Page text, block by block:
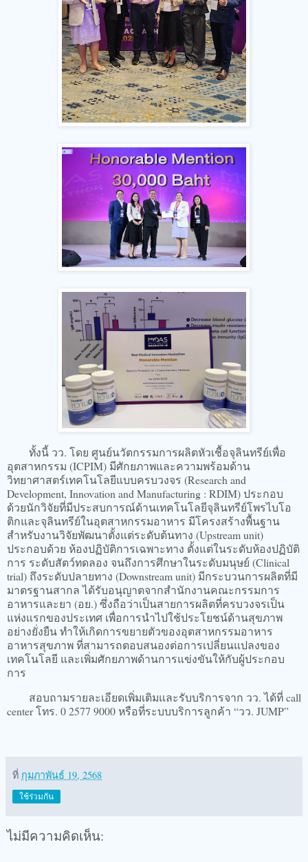
ทั้งนี้ วว. โดย ศูนย์นวัตกรรมการผลิตหัวเชื้อจุลินทรีย์เพื่อ
อุตสาหกรรม (ICPIM) มีศักยภาพและความพร้อมด้าน
วิทยาศาสตร์เทคโนโลยีแบบครบวงจร (Research and
Development, Innovation and Manufacturing : RDIM) ประกอบ
ด้วยนักวิจัยที่มีประสบการณ์ด้านเทคโนโลยีจุลินทรีย์โพรไบโอ
ติกและจุลินทรีย์ในอุตสาหกรรมอาหาร มีโครงสร้างพื้นฐาน
สำหรับงานวิจัยพัฒนาตั้งแต่ระดับต้นทาง (Upstream unit)
ประกอบด้วย ห้องปฏิบัติการเฉพาะทาง ตั้งแต่ในระดับห้องปฏิบัติ
การ ระดับสัตว์ทดลอง จนถึงการศึกษาในระดับมนุษย์ (Clinical
trial) ถึงระดับปลายทาง (Downstream unit) มีกระบวนการผลิตที่มี
มาตรฐานสากล ได้รับอนุญาตจากสำนักงานคณะกรรมการ
อาหารและยา (อย.) ซึ่งถือว่าเป็นสายการผลิตที่ครบวงจรเป็น
แห่งแรกของประเทศ เพื่อการนำไปใช้ประโยชน์ด้านสุขภาพ
อย่างยั่งยืน ทำให้เกิดการขยายตัวของอุตสาหกรรมอาหาร
อาหารสุขภาพ ที่สามารถตอบสนองต่อการเปลี่ยนแปลงของ
เทคโนโลยี และเพิ่มศักยภาพด้านการแข่งขันให้กับผู้ประกอบ
การ
สอบถามรายละเอียดเพิ่มเติมและรับบริการจาก วว. ได้ที่ call
center โทร. 0 2577 9000 หรือที่ระบบบริการลูกค้า “วว. JUMP”
ที่ กุมภาพันธ์ 19, 2568
ใช้ร่วมกัน
ไม่มีความคิดเห็น: